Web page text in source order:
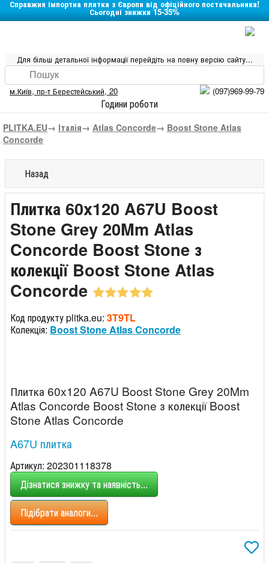
Справжня імпортна плитка з Європи від офіційного постачальника!
Сьогодні знижки 15-35%
Для більш детальної інформації перейдіть на повну версію сайту...
м.Київ, пр-т Берестейський, 20 (097)969-99-79
Години роботи
PLITKA.EU→ Італія→ Atlas Concorde→ Boost Stone Atlas
Concorde
Назад
Плитка 60x120 A67U Boost
Stone Grey 20Mm Atlas
Concorde Boost Stone з
колекції Boost Stone Atlas
Concorde
Код продукту plitka.eu: 3T9TL
Колекція: Boost Stone Atlas Concorde
Плитка 60x120 A67U Boost Stone Grey 20Mm
Atlas Concorde Boost Stone з колекції Boost
Stone Atlas Concorde
A67U плитка
Артикул: 202301118378
Дізнатися знижку та наявність...
Підібрати аналоги...